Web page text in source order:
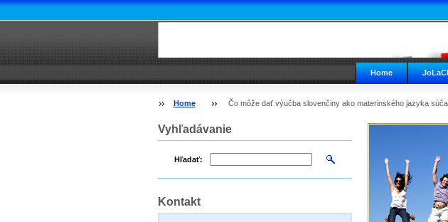
Home
Home Čo môže dať výučba slovenčiny ako materinského jazyka
Vyhľadávanie
Hľadať:
Kontakt